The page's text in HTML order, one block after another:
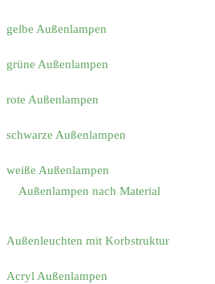
gelbe Außenlampen
grüne Außenlampen
rote Außenlampen
schwarze Außenlampen
weiße Außenlampen
Außenlampen nach Material
Außenleuchten mit Korbstruktur
Acryl Außenlampen